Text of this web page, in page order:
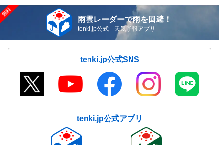
雨雲レーダーで雨を回避！
tenki.jp公式 天気予報アプリ
tenki.jp公式SNS
tenki.jp公式アプリ